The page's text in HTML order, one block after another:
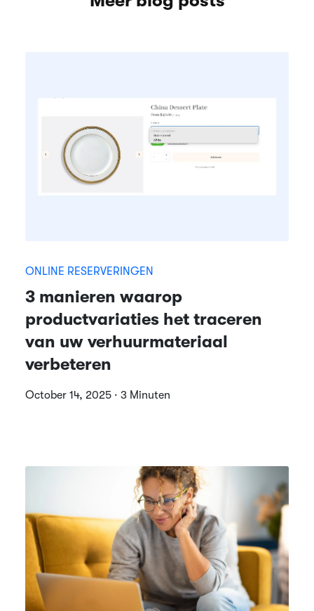
ONLINE RESERVERINGEN
3 manieren waarop
productvariaties het traceren
van uw verhuurmateriaal
verbeteren
October 14, 2025 · 3 Minuten